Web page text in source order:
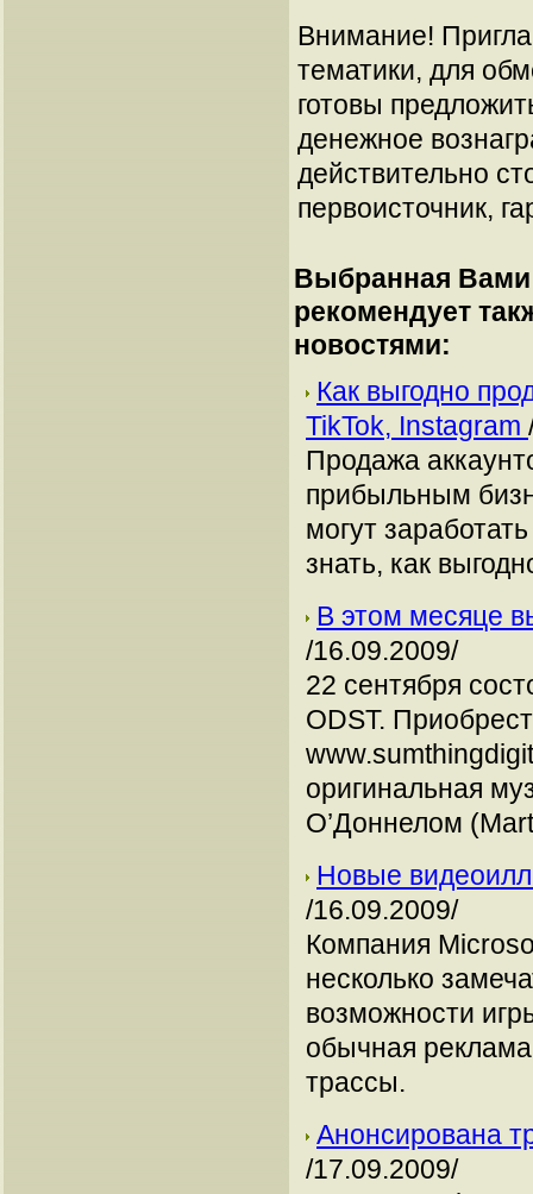
Внимание!
тематики, для
готовы
денежное
действительно
первоисточник,
Выбранная Вами
рекомендует
новостями:
Как выгодно
TikTok, Instagram
Продажа
прибыльным
могут
знать, как
В этом месяце
/16.09.2009/
22 сентября
ODST.
оригинальная
О’Доннелом
Новые
/16.09.2009/
Компания
несколько
возможности
обычная
трассы.
Анонсирована
/17.09.2009/